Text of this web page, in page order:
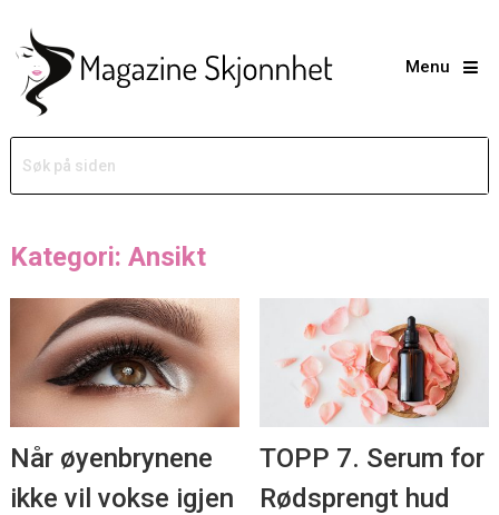
Menu
Kategori: Ansikt
Når øyenbrynene
ikke vil vokse igjen
TOPP 7. Serum for
Rødsprengt hud